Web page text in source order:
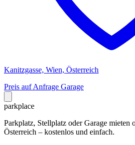
Kanitzgasse, Wien, Österreich
Preis auf Anfrage Garage
parkplace
Parkplatz, Stellplatz oder Garage mieten
Österreich – kostenlos und einfach.